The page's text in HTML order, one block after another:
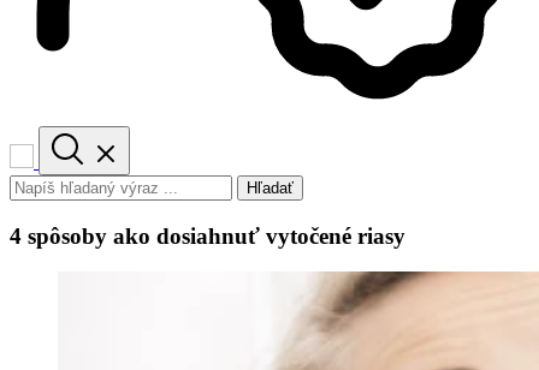
Hľadať
4 spôsoby ako dosiahnuť vytočené riasy